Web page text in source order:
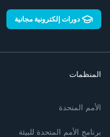
دورات إلكترونية مجانية
المنظمات
الأمم المتحدة
برنامج الأمم المتحدة للبيئة